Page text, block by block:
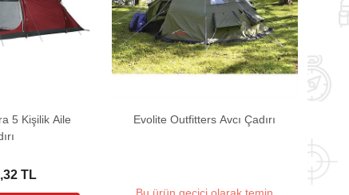
5 Kişilik Aile
TL
Evolite Outfitters Avcı Çadırı
Bu ürün geçici olarak temin